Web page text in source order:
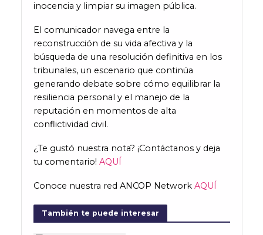
inocencia y limpiar su imagen pública.
El comunicador navega entre la
reconstrucción de su vida afectiva y la
búsqueda de una resolución definitiva en los
tribunales, un escenario que continúa
generando debate sobre cómo equilibrar la
resiliencia personal y el manejo de la
reputación en momentos de alta
conflictividad civil.
¿Te gustó nuestra nota? ¡Contáctanos y deja
tu comentario! AQUÍ
Conoce nuestra red ANCOP Network AQUÍ
También te puede interesar